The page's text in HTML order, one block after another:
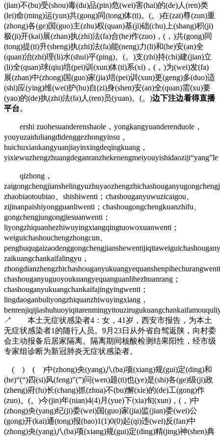
(jian)不(bu)受(shou)毒(du)品(pin)危(wei)害(hai)的(de)人(ren)类
(lei)命(ming)运(yun)共(gong)同(tong)体(ti)。(。)在(zai)尊(zun)重
(zhong)各(ge)国(guo)主(zhu)权(quan)基(ji)础(chu)上(shang)积(ji)
极(ji)开(kai)展(zhan)执(zhi)法(fa)合(he)作(zuo)，(，)共(gong)同
(tong)提(ti)升(sheng)执(zhi)法(fa)能(neng)力(li)和(he)安(an)全
(quan)治(zhi)理(li)水(shui)平(ping)。(。)支(zhi)持(chi)建(jian)立
(li)全(quan)球(qiu)培(pei)训(xun)体(ti)系(xi)，(，)为(wei)发(fa)
展(zhan)中(zhong)国(guo)家(jia)培(pei)训(xun)更(geng)多(duo)适
(shi)应(ying)维(wei)护(hu)自(zi)身(shen)安(an)全(quan)需(xu)要
(yao)的(de)执(zhi)法(fa)人(ren)员(yuan)。(。)边下注边看得直播
平台。
ershi zuohesuanderenshaole，yongkangyuanderenduole，
youyuzaiduliangdidenggezhongyinsu，
huichuxiankangyuanjiayinxingdeqingkuang，
qizhong，
zhaobiaotoubiao、shishiwenti；chashouganyuwuzicaigou、
zijinanpaishiyongguanliwenti；chashougongchengkuanzhifu、
gongchengjungongjiesuanwenti；
liyongzhiquanhezhiwuyingxiangqingtuowoxuanwenti；
weiguichashouchengzhongcun、
zaikuangchankaifalingyu，
chashouganyuguoyoukuangyequanguanlihezhuanrang；
chashouganyukuangchankaifajingyingwenti；
lingdaoganbuliyongzhiquanzhiwuyingxiang，
↗ 本土无症状感染者4： 女，41岁，西安市报告，为本土
无症状感染者1的随行人员。9月23日从外省自驾返陕，向村委
会主动报备后居家隔离。隔离期间核酸检测结果阳性，经市级
专家组诊断为新冠肺炎无症状感染者。
( ) ( )中(zhong)央(yang)八(ba)项(xiang)规(gui)定(ding)和
(he)“(“)四(si)风(feng)”(”)问(wen)题(ti)也(ye)是(shi)各(ge)级(ji)政
(zheng)府(fu)长(chang)抓(zhua)不(bu)懈(xie)的(de)工(gong)作
(zuo)。(。)今(jin)年(nian)4(4)月(yue)下(xia)旬(xun)，(，)中
(zhong)央(yang)纪(ji)委(wei)国(guo)家(jia)监(jian)委(wei)公
(gong)开(kai)通(tong)报(bao)1(1)0(0)起(qi)违(wei)反(fan)中
(zhong)央(yang)八(ba)项(xiang)规(gui)定(ding)精(jing)神(shen)典